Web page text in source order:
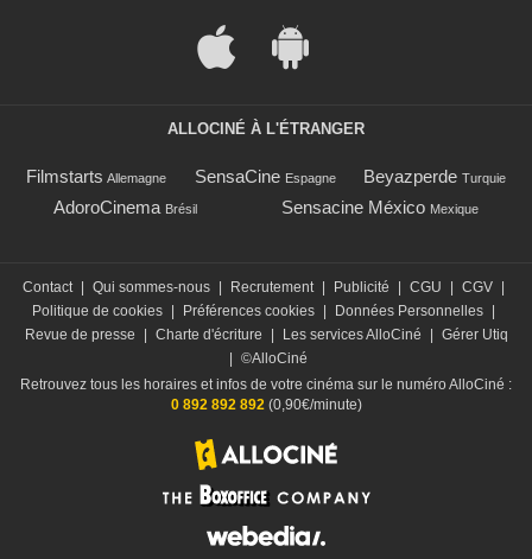
ALLOCINÉ À L'ÉTRANGER
Filmstarts Allemagne SensaCine Espagne Beyazperde Turquie
AdoroCinema Brésil Sensacine México Mexique
Contact Qui sommes-nous Recrutement Publicité CGU CGV
Politique de cookies
Préférences cookies Données Personnelles
Revue de presse
Charte d'écriture Les services AlloCiné
Gérer Utiq
©AlloCiné
Retrouvez tous les horaires et infos de votre cinéma sur le numéro AlloCiné :
0 892 892 892(0,90€/minute)